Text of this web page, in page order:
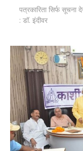
पत्रकारिता सिर्फ सूचना
: डॉ. इंदीवर